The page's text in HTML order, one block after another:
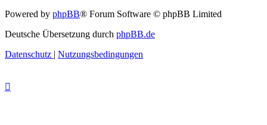
Powered by phpBB® Forum Software © phpBB Limited
Deutsche Übersetzung durch phpBB.de
Datenschutz | Nutzungsbedingungen